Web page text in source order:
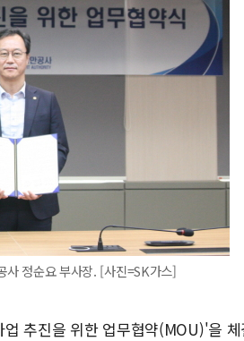
사 정순요 부사장. [사진=SK가스]
추진을 위한 업무협약(MOU)'을 체